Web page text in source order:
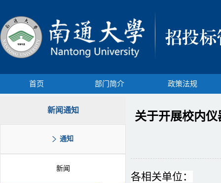
首页 部门简介 政策法规
新闻通知
通知
新闻
关于开展校内
各相关单位：